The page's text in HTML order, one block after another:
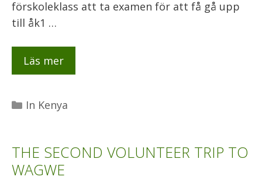
förskoleklass att ta examen för att få gå upp
till åk1 …
Läs mer
Kategorier
In Kenya
THE SECOND VOLUNTEER TRIP TO
WAGWE